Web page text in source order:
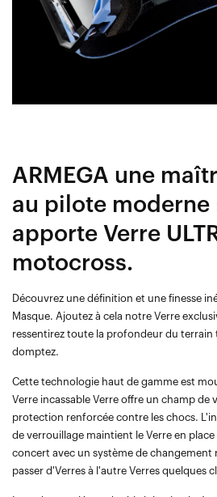
ARMEGA une
au pilote moderne
apporte Verre
motocross.
Découvrez une définition et une finesse
Masque. Ajoutez à cela notre Verre
ressentirez toute la profondeur du terrain
domptez.
Cette technologie haut de gamme est
Verre incassable Verre offre un champ de
protection renforcée contre les chocs.
de verrouillage maintient le Verre en
concert avec un système de changement
passer d'Verres à l'autre Verres quelques